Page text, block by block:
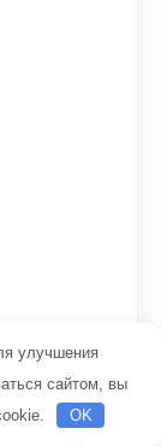
улучшения
сайтом, вы
OK